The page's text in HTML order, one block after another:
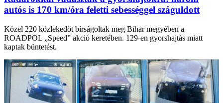
autós is 170 km/óra feletti sebességgel száguldott
Közel 220 közlekedőt bírságoltak meg Bihar megyében a
ROADPOL „Speed” akció keretében. 129-en gyorshajtás miatt
kaptak büntetést.